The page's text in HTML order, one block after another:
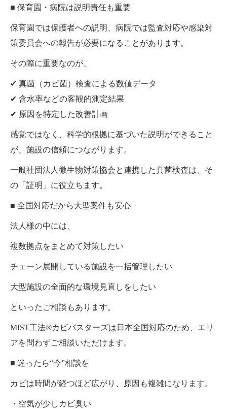
■ 保育園・病院は説明責任も重要
保育園では保護者への説明、病院では監査対応や感染対
策委員会への報告が必要になることがあります。
その際に重要なのが、
✔ 真菌（カビ菌）検査による数値データ
✔ 含水率などの客観的測定結果
✔ 原因を特定した改善計画
感覚ではなく、科学的根拠に基づいた説明ができること
が、施設の信頼につながります。
一般社団法人微生物対策協会と連携した真菌検査は、そ
の「証明」に役立ちます。
■ 全国対応だから大型案件も安心
法人様の中には、
複数拠点をまとめて対策したい
チェーン展開している施設を一括管理したい
大型施設の全面的な環境見直しをしたい
といったご相談もあります。
MIST工法®カビバスターズは日本全国対応のため、エリ
アを問わずご相談いただけます。
■ 迷ったら“今”相談を
カビは時間が経つほど広がり、原因も複雑になります。
・空気が少しカビ臭い